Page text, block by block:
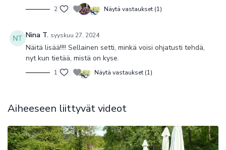
2 Näytä vastaukset (1)
Nina T. syyskuu 27, 2024
Näitä lisää!!!! Sellainen setti, minkä voisi ohjatusti tehdä,
nyt kun tietää, mistä on kyse.
1 Näytä vastaukset (1)
Aiheeseen liittyvät videot